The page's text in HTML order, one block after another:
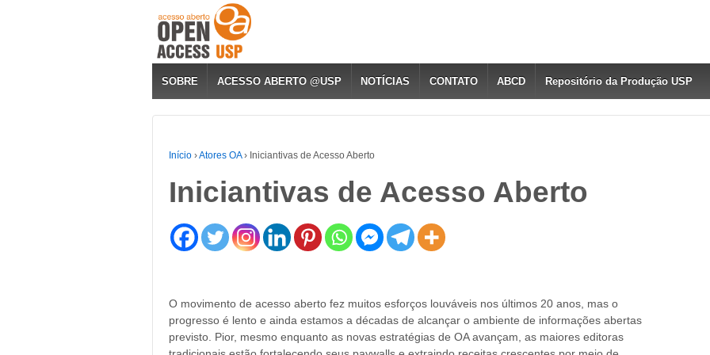
SOBRE ACESSO ABERTO @USP NOTÍCIAS CONTATO ABCD Repositório da Produção USP
Início ›Atores OA › Iniciantivas de Acesso Aberto
Iniciantivas de Acesso Aberto
O movimento de acesso aberto fez muitos esforços louváveis nos últimos 20 anos, mas o
progresso é lento e ainda estamos a décadas de alcançar o ambiente de informações abertas
previsto. Pior, mesmo enquanto as novas estratégias de OA avançam, as maiores editoras